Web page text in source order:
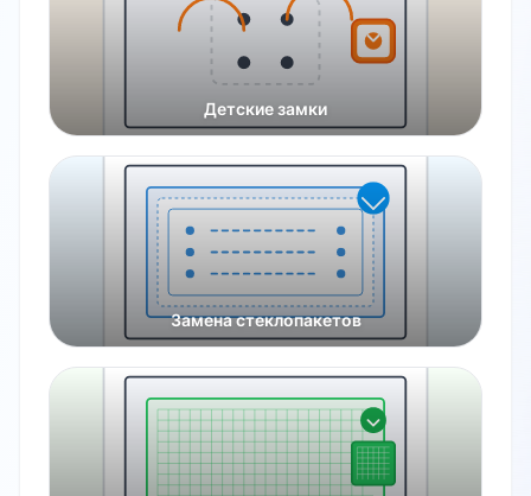
Детские замки
Замена стеклопакетов